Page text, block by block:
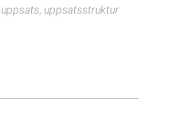
uppsats, uppsatsstruktur